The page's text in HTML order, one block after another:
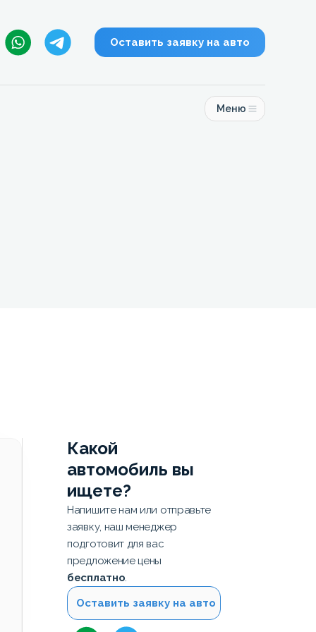
Оставить заявку на авто
Меню
Какой
автомобиль вы
ищете?
Напишите нам или отправьте
заявку, наш менеджер
подготовит для вас
предложение цены
бесплатно.
Оставить заявку на авто